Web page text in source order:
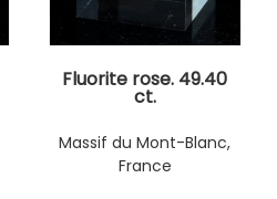
Fluorite rose. 49.40
ct.
Massif du Mont-Blanc,
France